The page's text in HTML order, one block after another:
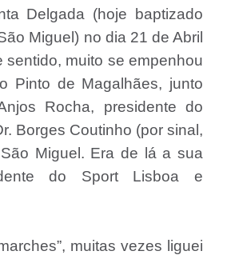
Delgada (hoje baptizado
Miguel) no dia 21 de Abril
sentido, muito se empenhou
Pinto de Magalhães, junto
Rocha, presidente do
Borges Coutinho (por sinal,
Miguel. Era de lá a sua
do Sport Lisboa e
muitas vezes liguei